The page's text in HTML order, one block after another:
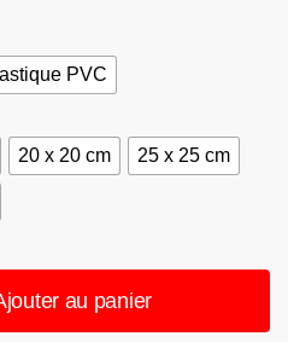
PVC
20 x 20 cm 25 x 25 cm
au panier